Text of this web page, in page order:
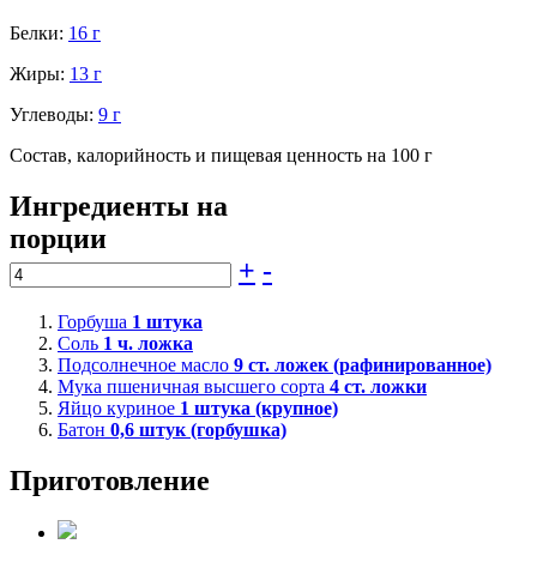
Белки: 16 г
Жиры: 13 г
Углеводы: 9 г
Состав, калорийность и пищевая ценность на 100 г
Ингредиенты на
порции
+ -
Горбуша 1 штука
Соль 1 ч. ложка
Подсолнечное масло 9 ст. ложек (рафинированное)
Мука пшеничная высшего сорта 4 ст. ложки
Яйцо куриное 1 штука (крупное)
Батон 0,6 штук (горбушка)
Приготовление